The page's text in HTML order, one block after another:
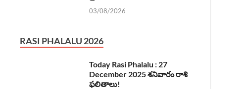
03/08/2026
RASI PHALALU 2026
Today Rasi Phalalu : 27
December 2025 శనివారం రాశి
ఫలితాలు!